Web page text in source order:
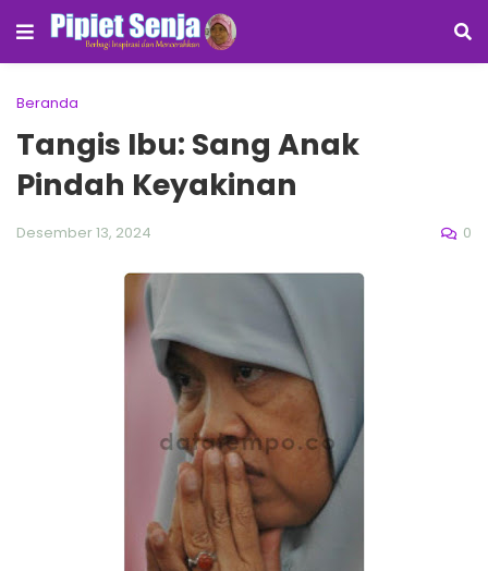
Beranda
Tangis Ibu: Sang Anak
Pindah Keyakinan
Desember 13, 2024 0